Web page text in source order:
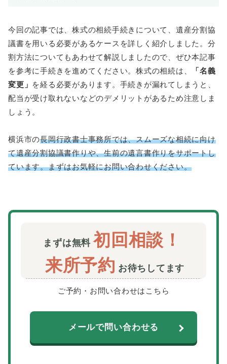
今回の記事では、株式の相続手続きについて、遺産分割協
議書を用いる必要があるケースを詳しく紹介しました。分
割方法についてもあわせて解説しましたので、ぜひ本記事
を参考に手続きを進めてください。株式の相続は、
「名義
変更」 を経る必要があります。手続きが漏れてしまうと、
配当が受け取れないなどのデメリットがあるため注意しま
しょう。
横浜市の長岡行政書士事務所では、スムーズな相続に向け
て遺産分割協議書作りや、生前の遺言書作りをサポートし
ています。まずはお気軽にお問い合わせください。
まずは無料 初回相談！
来所予約 お待ちしてます
ご予約・お問い合わせはこちら
メールで問い合わせる